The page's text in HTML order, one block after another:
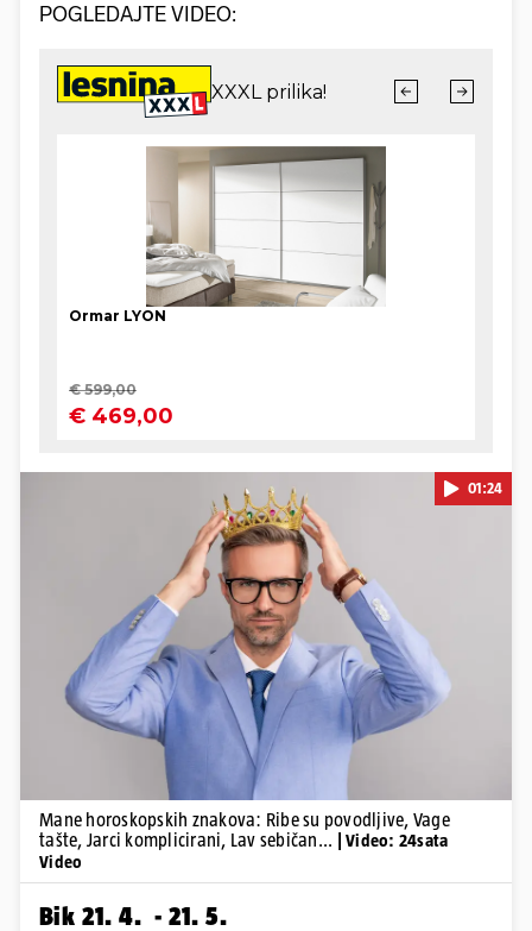
POGLEDAJTE VIDEO:
Pokretanje videa...
01:24
Mane horoskopskih znakova: Ribe su povodljive, Vage
tašte, Jarci komplicirani, Lav sebičan...
| Video: 24sata
Video
Bik 21. 4. - 21. 5.